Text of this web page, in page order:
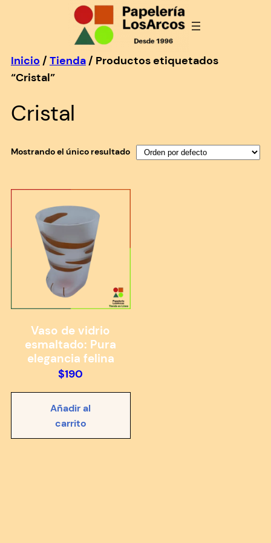
Inicio / Tienda/ Productos etiquetados
“Cristal”
Cristal
Mostrando el único resultado
Vaso de vidrio
esmaltado: Pura
elegancia felina
$190
Añadir al
carrito